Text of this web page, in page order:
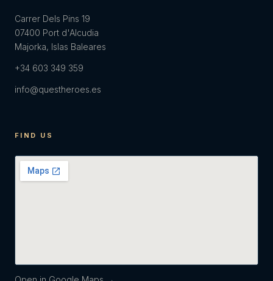
Carrer Dels Pins 19
07400 Port d'Alcudia
Majorka, Islas Baleares
+34 603 349 359
info@questheroes.es
FIND US